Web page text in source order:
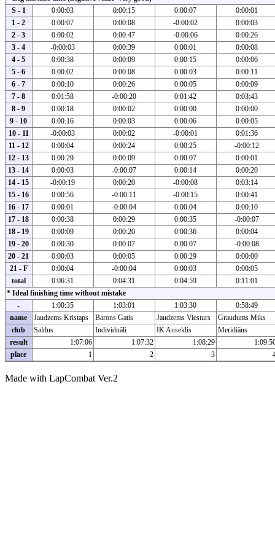
S - 1
0:00:03 0:00:15 0:00:07
0:00:01
1 - 2
0:00:07 0:00:08 -0:00:02
0:00:03
2 - 3
0:00:02 0:00:47 -0:00:06
0:00:26
3 - 4
-0:00:03 0:00:39 0:00:01
0:00:08
4 - 5
0:00:38 0:00:09 0:00:15
0:00:06
5 - 6
0:00:02 0:00:08 0:00:03
0:00:11
6 - 7
0:00:10 0:00:26 0:00:05
0:00:09
7 - 8
0:01:58 -0:00:20 0:01:42
0:03:43
8 - 9
0:00:18 0:00:02 0:00:00
0:00:00
9 - 10
0:00:16 0:00:03 0:00:06
0:00:05
10 - 11
-0:00:03 0:00:02 -0:00:01
0:01:36
11 - 12
0:00:04 0:00:24 0:00:25
-0:00:12
12 - 13
0:00:29 0:00:09 0:00:07
0:00:01
13 - 14
0:00:03 -0:00:07 0:00:14
0:00:20
14 - 15
-0:00:19 0:00:20 -0:00:08
0:03:14
15 - 16
0:00:56 -0:00:11 -0:00:15
0:00:41
16 - 17
0:00:01 -0:00:04 0:00:04
0:00:10
17 - 18
0:00:38 0:00:29 0:00:35
-0:00:07
18 - 19
0:00:09 0:00:20 0:00:36
0:00:04
19 - 20
0:00:30 0:00:07 0:00:07
-0:00:08
20 - 21
0:00:03 0:00:05 0:00:29
0:00:00
21 - F
0:00:04 -0:00:04 0:00:03
0:00:05
total
0:06:31 0:04:31 0:04:59
0:11:01
* Ideal finishing time without mistake
-
1:00:35 1:03:01 1:03:30
0:58:49
name
Jaudzems Kristaps Barons Gatis Jaudzems Viesturs
Graudums Miks
club
Saldus Individuāli IK Auseklis
Meridiāns
result
1:07:06 1:07:32 1:08:29
place
1 2 3
Made with LapCombat Ver.2